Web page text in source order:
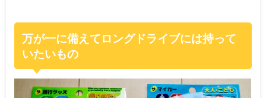
万が一に備えてロングドライブには持って
いたいもの